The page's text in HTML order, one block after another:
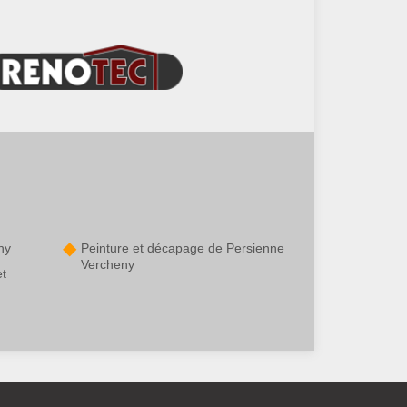
Peinture et décapage de Persienne
Vercheny